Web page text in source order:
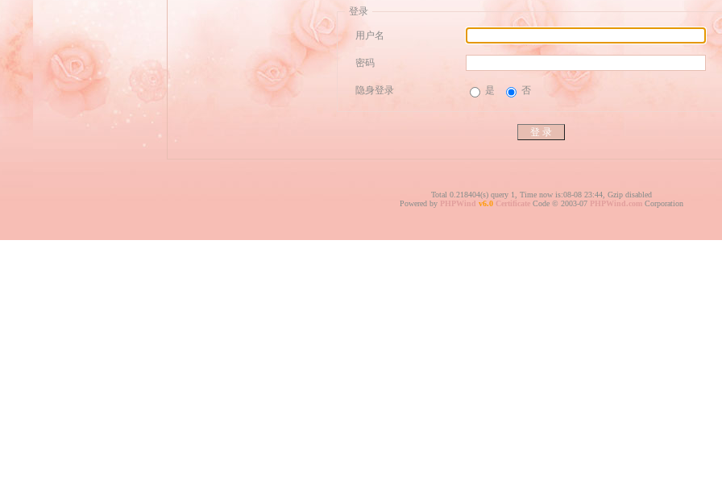
登录
用户名
密码
隐身登录 是 否
Total 0.218404(s) query 1, Time now is:08-08 23:44, Gzip disabled
Powered by PHPWind v6.0 Certificate Code © 2003-07 PHPWind.com Corporation